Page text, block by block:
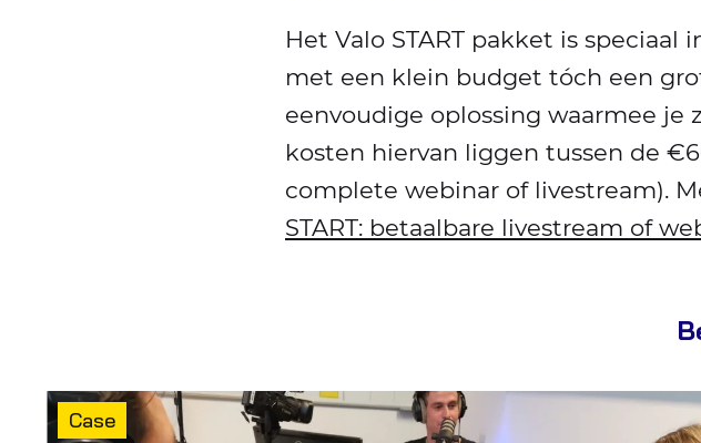
Het Valo START pakket is
met een klein budget tóch een
eenvoudige oplossing waarmee je
kosten hiervan liggen tussen de
complete webinar of livestream).
START: betaalbare livestream of
Type
Case